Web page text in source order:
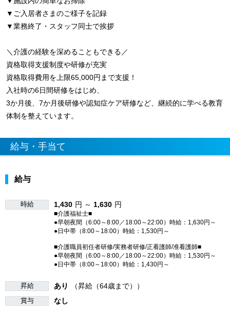
▼ご入居者さまのご様子を記録
▼業務終了・スタッフ同士で挨拶
＼介護の経験を深めることもできる／
資格取得支援制度や研修が充実
資格取得費用を上限65,000円まで支援！
入社時の6日間研修をはじめ、
3か月後、7か月後研修や認知症ケア研修など、継続的に学べる教育
体制を整えています。
給与・手当て
給与
時給 1,430 円 ～ 1,630 円
■介護福祉士■
●早朝夜間（6:00～8:00／18:00～22:00）時給：1,630円～
●日中帯（8:00～18:00）時給：1,530円～
■介護職員初任者研修/実務者研修/正看護師/准看護師■
●早朝夜間（6:00～8:00／18:00～22:00）時給：1,530円～
●日中帯（8:00～18:00）時給：1,430円～
昇給 あり （昇給（64歳まで））
賞与 なし